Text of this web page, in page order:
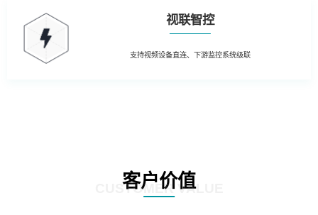
视联智控
支持视频设备直连、下游监控系统级联
客户价值
CUSTOMER VALUE